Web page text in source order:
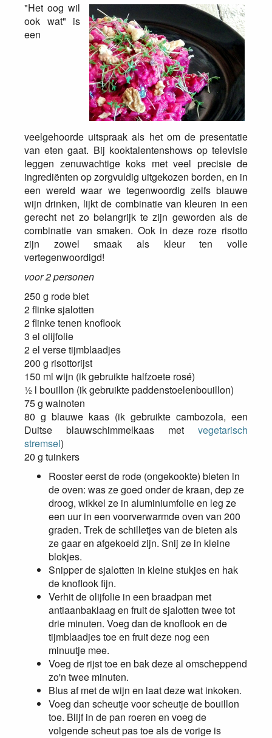
"Het oog wil
ook wat" is
een
veelgehoorde uitspraak als het om de presentatie
van eten gaat. Bij kooktalentenshows op televisie
leggen zenuwachtige koks met veel precisie de
ingrediënten op zorgvuldig uitgekozen borden, en in
een wereld waar we tegenwoordig zelfs blauwe
wijn drinken, lijkt de combinatie van kleuren in een
gerecht net zo belangrijk te zijn geworden als de
combinatie van smaken. Ook in deze roze risotto
zijn zowel smaak als kleur ten volle
vertegenwoordigd!
voor 2 personen
250 g rode biet
2 flinke sjalotten
2 flinke tenen knoflook
3 el olijfolie
2 el verse tijmblaadjes
200 g risottorijst
150 ml wijn (ik gebruikte halfzoete rosé)
½ l bouillon (ik gebruikte paddenstoelenbouillon)
75 g walnoten
80 g blauwe kaas (ik gebruikte cambozola, een
Duitse blauwschimmelkaas met vegetarisch
stremsel)
20 g tuinkers
Rooster eerst de rode (ongekookte) bieten in
de oven: was ze goed onder de kraan, dep ze
droog, wikkel ze in aluminiumfolie en leg ze
een uur in een voorverwarmde oven van 200
graden. Trek de schilletjes van de bieten als
ze gaar en afgekoeld zijn. Snij ze in kleine
blokjes.
Snipper de sjalotten in kleine stukjes en hak
de knoflook fijn.
Verhit de olijfolie in een braadpan met
antiaanbaklaag en fruit de sjalotten twee tot
drie minuten. Voeg dan de knoflook en de
tijmblaadjes toe en fruit deze nog een
minuutje mee.
Voeg de rijst toe en bak deze al omscheppend
zo'n twee minuten.
Blus af met de wijn en laat deze wat inkoken.
Voeg dan scheutje voor scheutje de bouillon
toe. Blijf in de pan roeren en voeg de
volgende scheut pas toe als de vorige is